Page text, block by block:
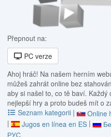
Přepnout na:
PC verze
Ahoj hráč! Na našem herním
můžeš zahrát online bez
aby si našel to, co tě baví.
nejlepší hry a proto budeš mít o
Seznam kategorii | Online
|
Jugos en línea en ES |
РУС